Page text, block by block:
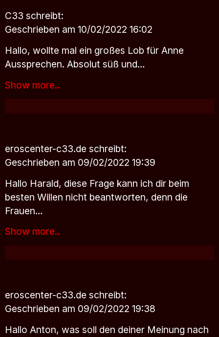
C33 schreibt:
Geschrieben am 10/02/2022 16:02
Hallo, wollte mal ein großes Lob für Anne
Aussprechen. Absolut süß und…
Show more..
eroscenter-c33.de schreibt:
Geschrieben am 09/02/2022 19:39
Hallo Harald, diese Frage kann ich dir beim
besten Willen nicht beantworten, denn die
Frauen…
Show more..
eroscenter-c33.de schreibt:
Geschrieben am 09/02/2022 19:38
Hallo Anton, was soll den deiner Meinung nach